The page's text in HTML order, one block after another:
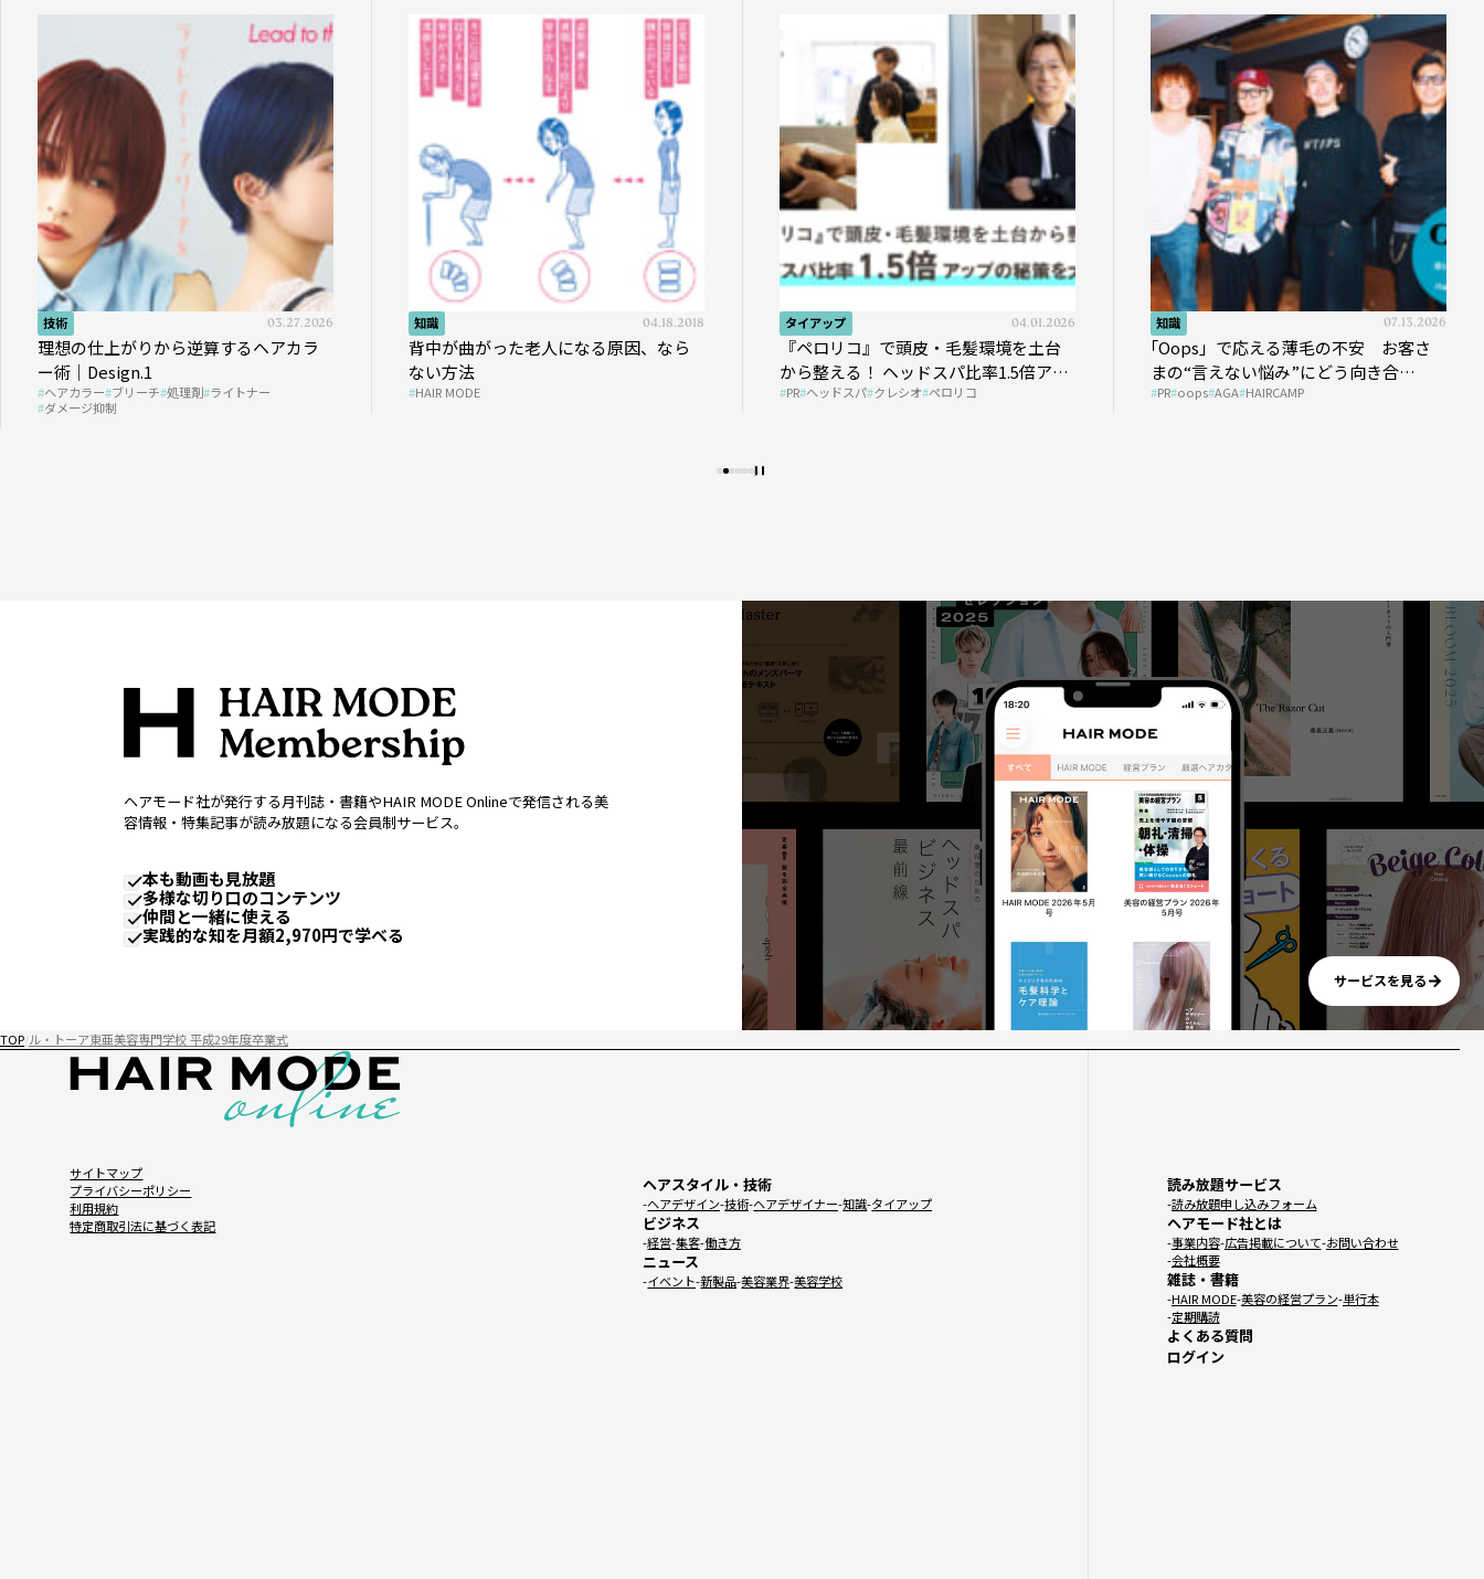
技術 03.27.2026
理想の仕上がりから逆算するヘアカラ
ー術｜Design.1
ヘアカラー ブリーチ 処理剤 ライトナー
ダメージ抑制
知識 04.18.2018
背中が曲がった老人になる原因、なら
ない方法
HAIR MODE
タイアップ 04.01.2026
『ペロリコ』で頭皮・毛髪環境を土台
から整える！ ヘッドスパ比率1.5倍アッ
プの秘策を大公開
PR ヘッドスパ クレシオ ペロリコ
知識 07.13.2026
｢Oops」で応える薄毛の不安 お客さ
まの“言えない悩み”にどう向き合
う？ ＃01
PR oops AGA HAIRCAMP
ヘアモード社が発行する月刊誌・書籍やHAIR MODE Onlineで発信される美
容情報・特集記事が読み放題になる会員制サービス。
本も動画も見放題
多様な切り口のコンテンツ
仲間と一緒に使える
実践的な知を月額2,970円で学べる
サービスを見る
TOP ル・トーア東亜美容専門学校 平成29年度卒業式
サイトマップ
プライバシーポリシー
利用規約
特定商取引法に基づく表記
ヘアスタイル・技術
ヘアデザイン 技術 ヘアデザイナー 知識 タイアップ
ビジネス
経営 集客 働き方
ニュース
イベント 新製品 美容業界 美容学校
読み放題サービス
読み放題申し込みフォーム
ヘアモード社とは
事業内容 広告掲載について お問い合わせ
会社概要
雑誌・書籍
HAIR MODE 美容の経営プラン 単行本
定期購読
よくある質問
ログイン